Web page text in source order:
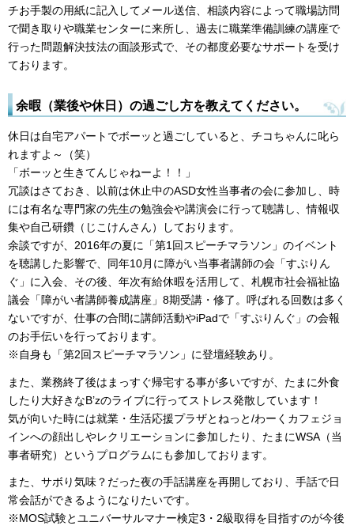
チお手製の用紙に記入してメール送信、相談内容によって職場訪問
で聞き取りや職業センターに来所し、過去に職業準備訓練の講座で
行った問題解決技法の面談形式で、その都度必要なサポートを受け
ております。
余暇（業後や休日）の過ごし方を教えてください。
休日は自宅アパートでボーッと過ごしていると、チコちゃんに叱ら
れますよ～（笑）
「ボーッと生きてんじゃねーよ！！」
冗談はさておき、以前は休止中のASD女性当事者の会に参加し、時
には有名な専門家の先生の勉強会や講演会に行って聴講し、情報収
集や自己研鑽（じこけんさん）しております。
余談ですが、2016年の夏に「第1回スピーチマラソン」のイベント
を聴講した影響で、同年10月に障がい当事者講師の会「すぷりん
ぐ」に入会、その後、年次有給休暇を活用して、札幌市社会福祉協
議会「障がい者講師養成講座」8期受講・修了。呼ばれる回数は多く
ないですが、仕事の合間に講師活動やiPadで「すぷりんぐ」の会報
のお手伝いを行っております。
※自身も「第2回スピーチマラソン」に登壇経験あり。
また、業務終了後はまっすぐ帰宅する事が多いですが、たまに外食
したり大好きなB’zのライブに行ってストレス発散しています！
気が向いた時には就業・生活応援プラザとねっと/わーくカフェジョ
インへの顔出しやレクリエーションに参加したり、たまにWSA（当
事者研究）というプログラムにも参加しております。
また、サボり気味？だった夜の手話講座を再開しており、手話で日
常会話ができるようになりたいです。
※MOS試験とユニバーサルマナー検定3・2級取得を目指すのが今後